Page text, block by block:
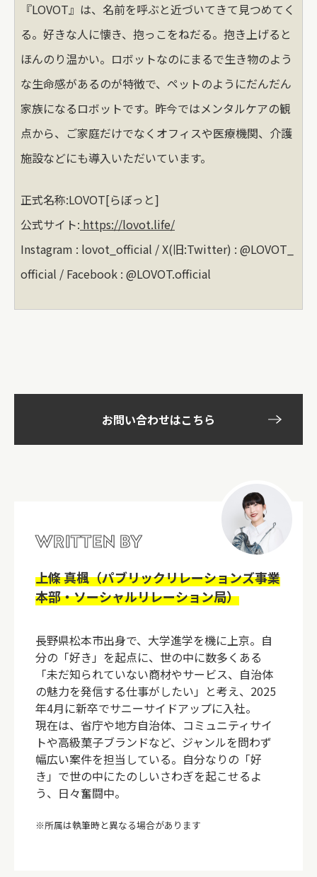
『LOVOT』は、名前を呼ぶと近づいてきて見つめてく
る。好きな人に懐き、抱っこをねだる。抱き上げると
ほんのり温かい。ロボットなのにまるで生き物のよう
な生命感があるのが特徴で、ペットのようにだんだん
家族になるロボットです。昨今ではメンタルケアの観
点から、ご家庭だけでなくオフィスや医療機関、介護
施設などにも導入いただいています。
正式名称:LOVOT[らぼっと]
公式サイト: https://lovot.life/
Instagram : lovot_official / X(旧:Twitter) : @LOVOT_
official / Facebook : @LOVOT.official
お問い合わせはこちら
WRITTEN BY
上條 真楓（パブリックリレーションズ事業
本部・ソーシャルリレーション局）
長野県松本市出身で、大学進学を機に上京。自
分の「好き」を起点に、世の中に数多くある
「未だ知られていない商材やサービス、自治体
の魅力を発信する仕事がしたい」と考え、2025
年4月に新卒でサニーサイドアップに入社。
現在は、省庁や地方自治体、コミュニティサイ
トや高級菓子ブランドなど、ジャンルを問わず
幅広い案件を担当している。自分なりの「好
き」で世の中にたのしいさわぎを起こせるよ
う、日々奮闘中。
※所属は執筆時と異なる場合があります